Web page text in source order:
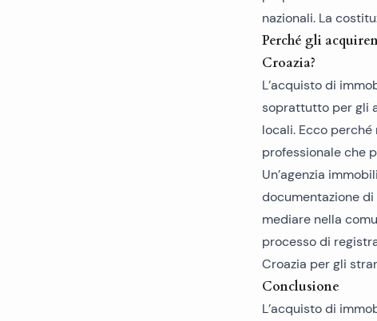
nazionali. La
Perché gli
Croazia?
L’acquisto di
soprattutto per gli
locali. Ecco perché
professionale che
Un’agenzia
documentazione di
mediare nella
processo di
Croazia per gli
Conclusione
L’acquisto di